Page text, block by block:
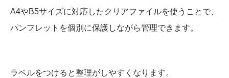
A4やB5サイズに対応したクリアファイルを使うことで、
パンフレットを個別に保護しながら管理できます。
ラベルをつけると整理がしやすくなります。